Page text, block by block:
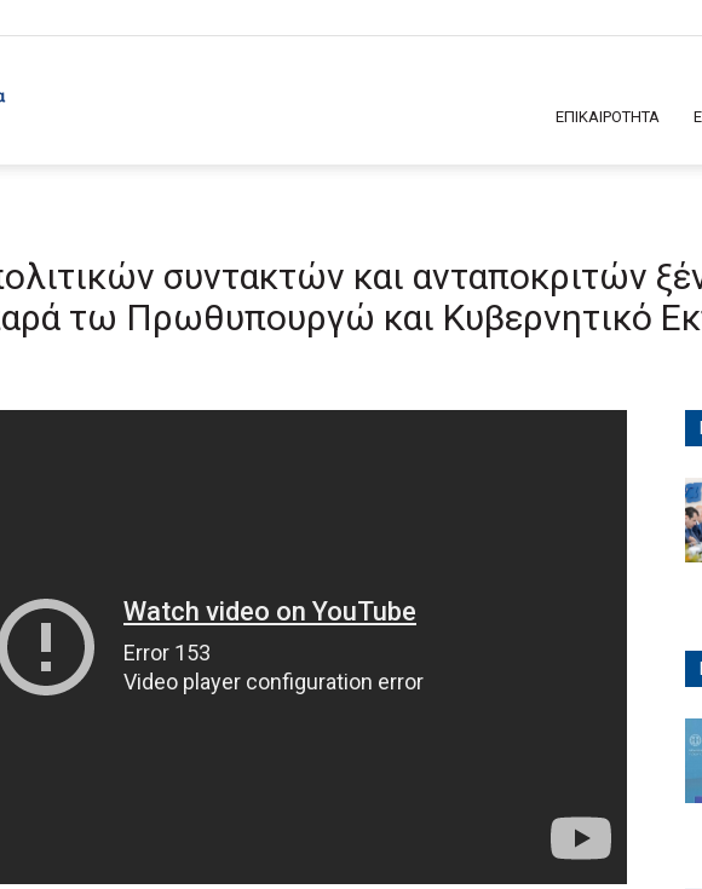
ΕΠΙΚΑΙΡΟΤΗΤΑ
συντακτών και ανταποκριτών
τω Πρωθυπουργώ και Κυβερνητικό